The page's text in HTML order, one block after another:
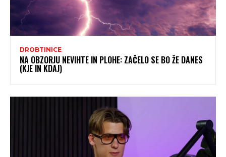
DROBTINICE
NA OBZORJU NEVIHTE IN PLOHE: ZAČELO SE BO ŽE DANES
(KJE IN KDAJ)